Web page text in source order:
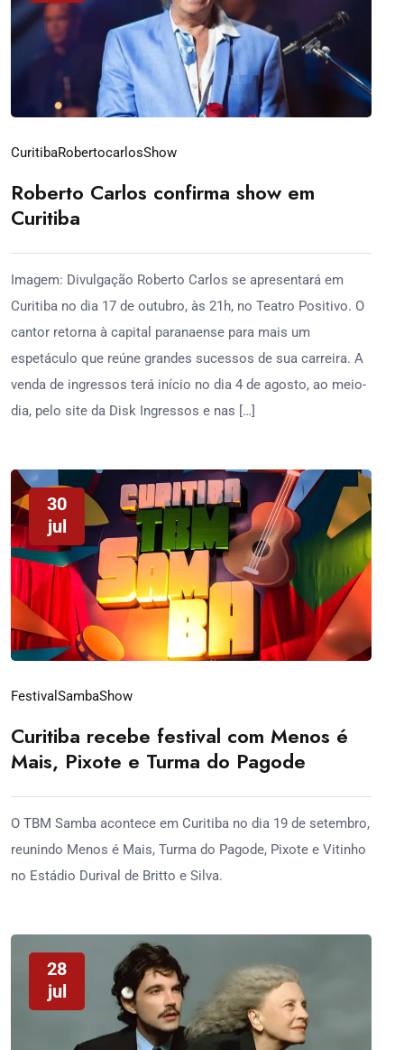
CuritibaRobertocarlosShow
Roberto Carlos confirma show em
Curitiba
Imagem: Divulgação Roberto Carlos se apresentará em
Curitiba no dia 17 de outubro, às 21h, no Teatro Positivo. O
cantor retorna à capital paranaense para mais um
espetáculo que reúne grandes sucessos de sua carreira. A
venda de ingressos terá início no dia 4 de agosto, ao meio-
dia, pelo site da Disk Ingressos e nas […]
30
jul
Festival SambaShow
Curitiba recebe festival com Menos é
Mais, Pixote e Turma do Pagode
O TBM Samba acontece em Curitiba no dia 19 de setembro,
reunindo Menos é Mais, Turma do Pagode, Pixote e Vitinho
no Estádio Durival de Britto e Silva.
28
jul